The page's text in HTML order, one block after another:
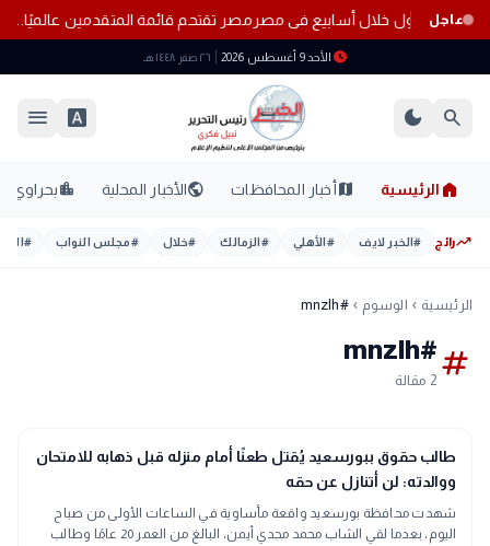
عاجل
المحمول خلال أسابيع فى مصرمصر تقتحم قائمة المتقدمين عالميًا.. 15 مركزًا جديدًا في حوكمة الذكاء الاصطناعي
schedule الأحد 9 أغسطس 2026 ٢٦ صفر ١٤٤٨ هـ
search
dark_mode
font_download
menu
home الرئيسية mapأخبار المحافظات publicالأخبار المحلية location_cityبحراوي
trending_upرائج #الخبر لايف #الأهلي #الزمالك #خلال #مجلس النواب #
الرئيسية chevron_left الوسوم chevron_left
#mnzlh
tag
#mnzlh
2 مقالة
gavel
حوادث ومحاكم
طالب حقوق ببورسعيد يُقتل طعنًا أمام منزله قبل ذهابه للامتحان
ووالدته: لن أتنازل عن حقه
شهدت محافظة بورسعيد واقعة مأساوية في الساعات الأولى من صباح
اليوم، بعدما لقي الشاب محمد مجدي أيمن، البالغ من العمر 20 عامًا وطالب